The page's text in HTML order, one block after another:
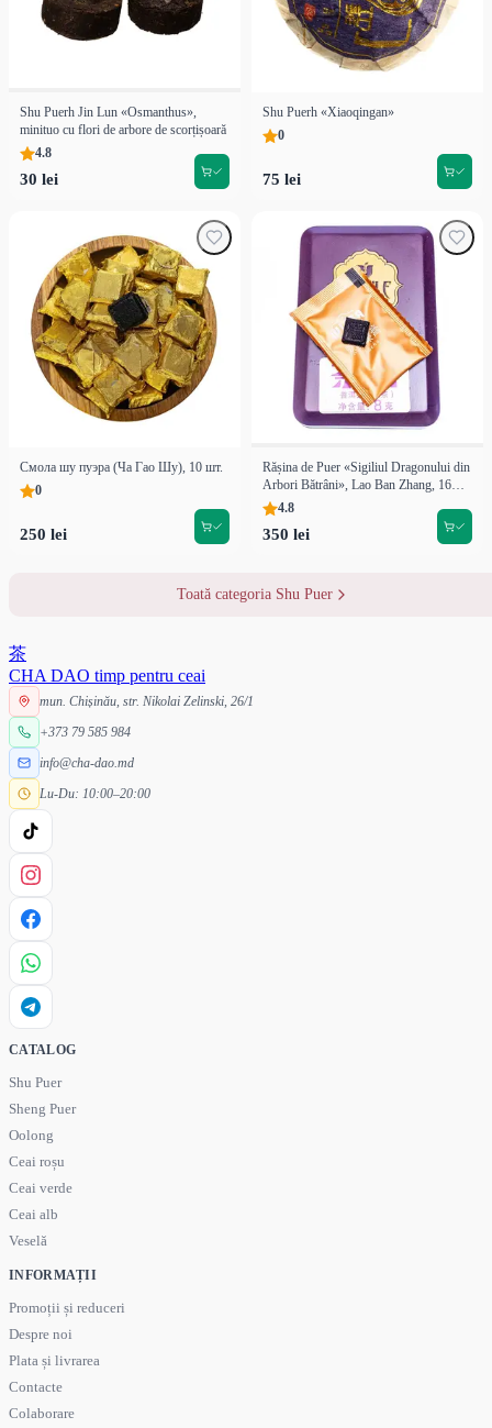
Shu Puerh Jin Lun «Osmanthus»,
minituo cu flori de arbore de scorțișoară
4.8
30 lei
Shu Puerh «Xiaoqingan»
0
75 lei
Смола шу пуэра (Ча Гао Шу), 10 шт.
0
250 lei
Rășina de Puer «Sigiliul Dragonului din
Arbori Bătrâni», Lao Ban Zhang, 16
buc.4.8
350 lei
Toată categoria Shu Puer
茶
CHA DAO timp pentru ceai
mun. Chișinău, str. Nikolai Zelinski, 26/1
+373 79 585 984
info@cha-dao.md
Lu-Du: 10:00–20:00
CATALOG
Shu Puer
Sheng Puer
Oolong
Ceai roșu
Ceai verde
Ceai alb
Veselă
INFORMAȚII
Promoții și reduceri
Despre noi
Plata și livrarea
Contacte
Colaborare